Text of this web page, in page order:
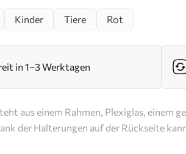
Kinder Tiere Rot
in 1–3 Werktagen
aus einem Rahmen, Plexiglas, einem
der Halterungen auf der Rückseite